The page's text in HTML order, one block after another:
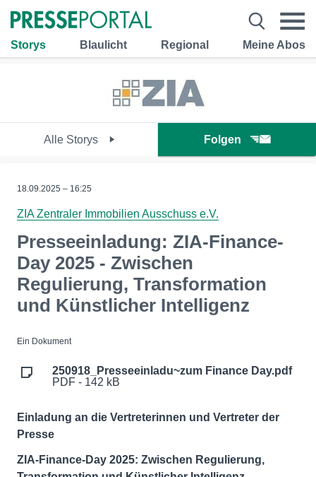
Storys Blaulicht Regional Meine Abos
Alle Storys Folgen
18.09.2025 – 16:25
ZIA Zentraler Immobilien Ausschuss e.V.
Presseeinladung: ZIA-Finance-
Day 2025 - Zwischen
Regulierung, Transformation
und Künstlicher Intelligenz
Ein Dokument
250918_Presseeinladu~zum Finance Day.pdf
PDF - 142 kB
Einladung an die Vertreterinnen und Vertreter der
Presse
ZIA-Finance-Day 2025: Zwischen Regulierung,